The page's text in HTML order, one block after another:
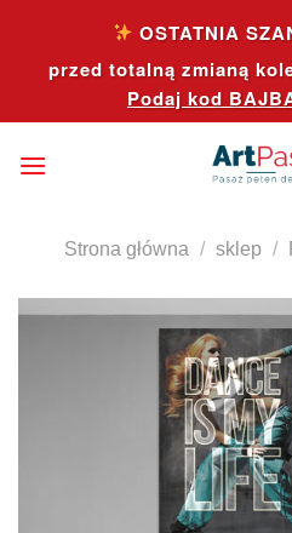
content
OSTATNIA
przed totalną zmianą
Podaj kod
Strona główna / sklep /